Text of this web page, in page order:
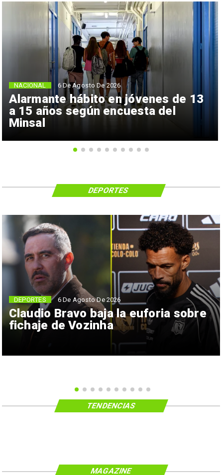
Alarmante hábito en jóvenes de 13
a 15 años según encuesta del
Minsal
NACIONAL 6 De Agosto De 2026
Claudio Bravo baja la euforia sobre
fichaje de Vozinha
DEPORTES 6 De Agosto De 2026
DEPORTES
TENDENCIAS
MAGAZINE